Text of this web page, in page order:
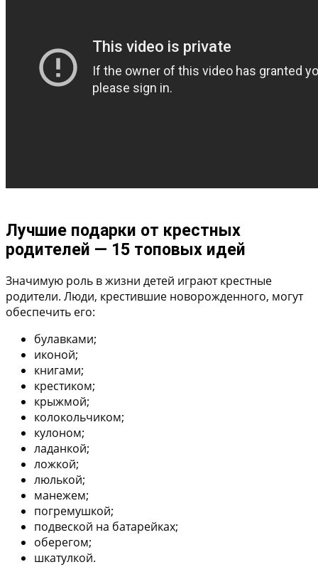
Лучшие подарки от крестных
родителей — 15 топовых идей
Значимую роль в жизни детей играют крестные
родители. Люди, крестившие новорожденного, могут
обеспечить его:
булавками;
иконой;
книгами;
крестиком;
крыжмой;
колокольчиком;
кулоном;
ладанкой;
ложкой;
люлькой;
манежем;
погремушкой;
подвеской на батарейках;
оберегом;
шкатулкой.